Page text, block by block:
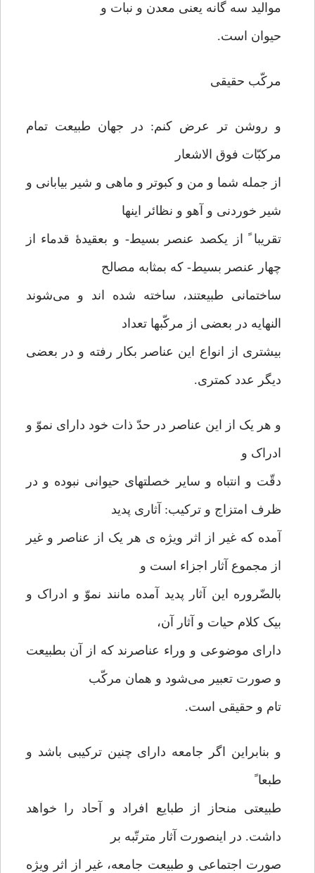
موالید سه گانه یعنی معدن و نبات و
حیوان است.
مرکّب حقیقی
و روشن تر عرض کنم: در جهان طبیعت تمام
مرکبّات فوق الاشعار
از جمله شما و من و کبوتر و ماهی و شیر بیابانی و
شیر خوردنی و آهو و نظائر اینها
تقریبا ً از یکصد عنصر بسیط- و بعقیدۀ قدماء از
چهار عنصر بسیط- که بمثابه مصالح
ساختمانی طبیعتند، ساخته شده اند و می‌شوند
النهایه در بعضی از مرکّبها تعداد
بیشتری از انواع این عناصر بکار رفته و در بعضی
دیگر عدد کمتری.
و هر یک از این عناصر در حدّ ذات خود دارای نموّ و
ادراک و
دقّت و انتباه و سایر خصلتهای حیوانی نبوده و در
ظرف امتزاج و ترکیب: آثاری پدید
آمده که غیر از اثر ویژه ی هر یک از عناصر و غیر
از مجموع آثار اجزاء است و
بالضّروره این آثار پدید آمده مانند نموّ و ادراک و
بیک کلام حیات و آثار آن،
دارای موضوعی و وراء عناصرند که از آن بطبیعت
و صورت تعبیر می‌شود و همان مرکّب
تام و حقیقی است.
و بنابراین اگر جامعه دارای چنین ترکیبی باشد و
طبعا ً
طبیعتی منحاز از طبایع افراد و آحاد را خواهد
داشت. در اینصورت آثار مترتّبه بر
صورت اجتماعی و طبیعت جامعه، غیر از اثر ویژه